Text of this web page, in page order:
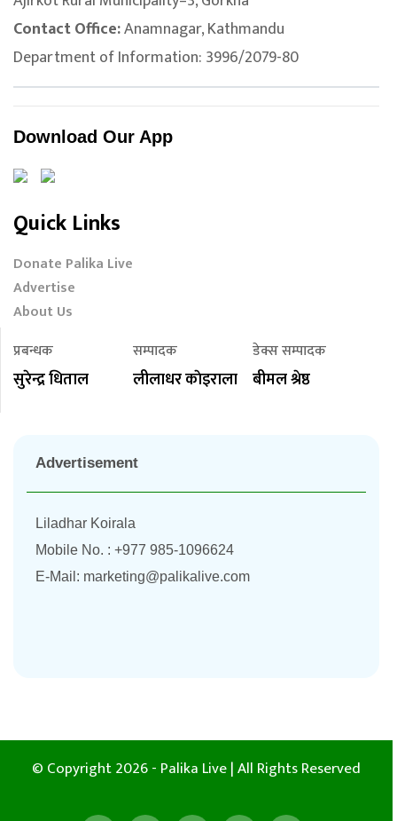
Contact Office:Anamnagar, Kathmandu
Department of Information: 3996/2079-80
Download Our App
Quick Links
Donate Palika Live
Advertise
About Us
प्रबन्धक
सुरेन्द्र धिताल
सम्पादक
लीलाधर काेइराला
डेक्स सम्पादक
बीमल श्रेष्ठ
Advertisement
Liladhar Koirala
Mobile No. : +977 985-1096624
E-Mail: marketing@palikalive.com
© Copyright 2026 - Palika Live | All Rights Reserved